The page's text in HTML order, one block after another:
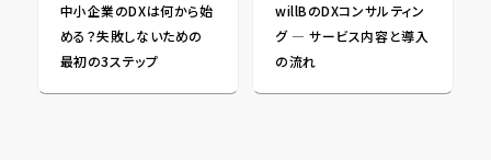
中小企業のDXは何から始
める？失敗しないための
最初の3ステップ
willBのDXコンサルティン
グ ― サービス内容と導入
の流れ